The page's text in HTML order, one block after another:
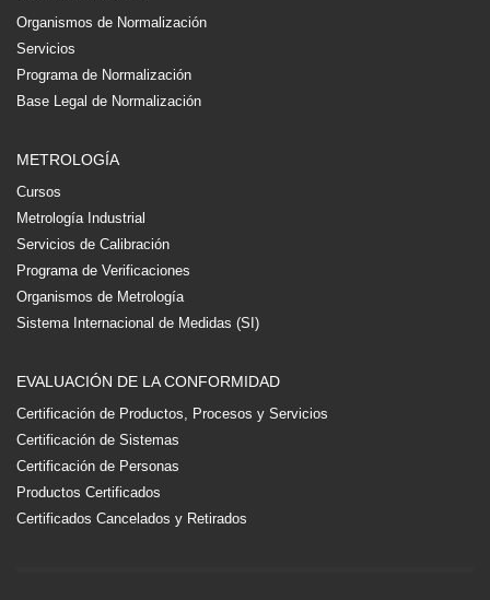
Organismos de Normalización
Servicios
Programa de Normalización
Base Legal de Normalización
METROLOGÍA
Cursos
Metrología Industrial
Servicios de Calibración
Programa de Verificaciones
Organismos de Metrología
Sistema Internacional de Medidas (SI)
EVALUACIÓN DE LA CONFORMIDAD
Certificación de Productos, Procesos y Servicios
Certificación de Sistemas
Certificación de Personas
Productos Certificados
Certificados Cancelados y Retirados